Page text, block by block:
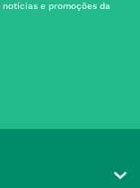
e promoções da